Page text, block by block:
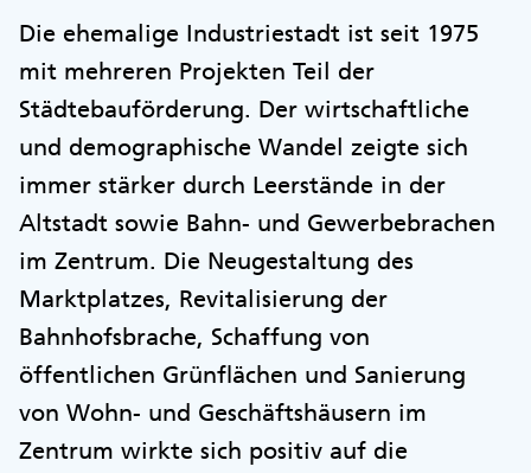
Die ehemalige Industriestadt ist seit 1975
mit mehreren Projekten Teil der
Städtebauförderung. Der wirtschaftliche
und demographische Wandel zeigte sich
immer stärker durch Leerstände in der
Altstadt sowie Bahn- und Gewerbebrachen
im Zentrum. Die Neugestaltung des
Marktplatzes, Revitalisierung der
Bahnhofsbrache, Schaffung von
öffentlichen Grünflächen und Sanierung
von Wohn- und Geschäftshäusern im
Zentrum wirkte sich positiv auf die